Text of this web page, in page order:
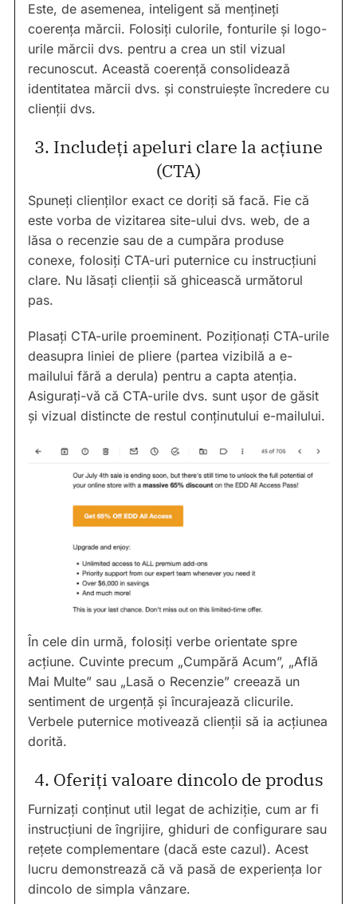
Este, de asemenea, inteligent să mențineți
coerența mărcii. Folosiți culorile, fonturile și logo-
urile mărcii dvs. pentru a crea un stil vizual
recunoscut. Această coerență consolidează
identitatea mărcii dvs. și construiește încredere cu
clienții dvs.
3. Includeți apeluri clare la acțiune
(CTA)
Spuneți clienților exact ce doriți să facă. Fie că
este vorba de vizitarea site-ului dvs. web, de a
lăsa o recenzie sau de a cumpăra produse
conexe, folosiți CTA-uri puternice cu instrucțiuni
clare. Nu lăsați clienții să ghicească următorul
pas.
Plasați CTA-urile proeminent. Poziționați CTA-urile
deasupra liniei de pliere (partea vizibilă a e-
mailului fără a derula) pentru a capta atenția.
Asigurați-vă că CTA-urile dvs. sunt ușor de găsit
și vizual distincte de restul conținutului e-mailului.
În cele din urmă, folosiți verbe orientate spre
acțiune. Cuvinte precum „Cumpără Acum”, „Află
Mai Multe” sau „Lasă o Recenzie” creează un
sentiment de urgență și încurajează clicurile.
Verbele puternice motivează clienții să ia acțiunea
dorită.
4. Oferiți valoare dincolo de produs
Furnizați conținut util legat de achiziție, cum ar fi
instrucțiuni de îngrijire, ghiduri de configurare sau
rețete complementare (dacă este cazul). Acest
lucru demonstrează că vă pasă de experiența lor
dincolo de simpla vânzare.